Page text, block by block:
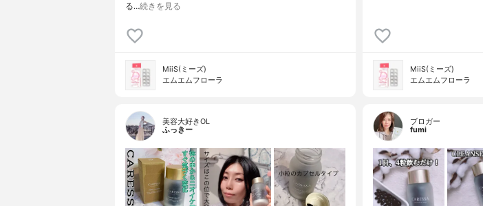
る…続きを見る
MiiS(ミーズ)
エムエムフローラ
MiiS(ミーズ)
エムエムフローラ
美容大好きOL
ふっきー
ブロガー
fumi